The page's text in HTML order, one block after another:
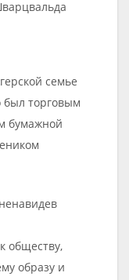
семье
был торговым
бумажной
обществу,
образу и